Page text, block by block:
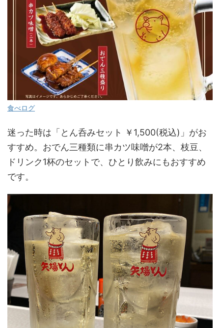
食べログ
迷った時は「とん呑みセット ￥1,500(税込)」がお
すすめ。おでん三種類に串カツ味噌が2本、枝豆、
ドリンク1杯のセットで、ひとり飲みにもおすすめ
です。